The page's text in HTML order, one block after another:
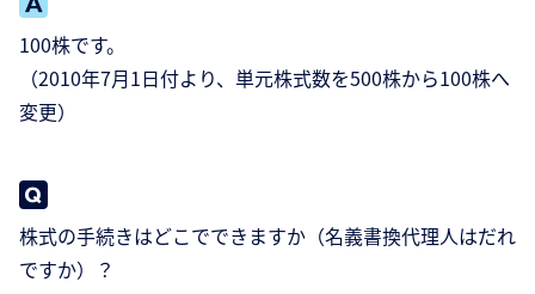
100株です。
（2010年7月1日付より、単元株式数を500株から100株へ
変更）
株式の手続きはどこでできますか（名義書換代理人はだれ
ですか）？